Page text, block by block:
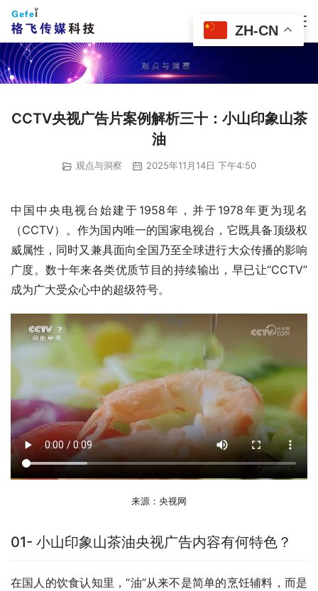
CCTV央视广告片案例解析三十：小山印象山茶
油
观点与洞察 2025年11月14日 下午4:50
中国中央电视台始建于1958年，并于1978年更为现名
（CCTV）。作为国内唯一的国家电视台，它既具备顶级权
威属性，同时又兼具面向全国乃至全球进行大众传播的影响
广度。数十年来各类优质节目的持续输出，早已让“CCTV”
成为广大受众心中的超级符号。
来源：央视网
01- 小山印象山茶油央视广告内容有何特色？
在国人的饮食认知里，“油”从来不是简单的烹饪辅料，而是
ZH-CN